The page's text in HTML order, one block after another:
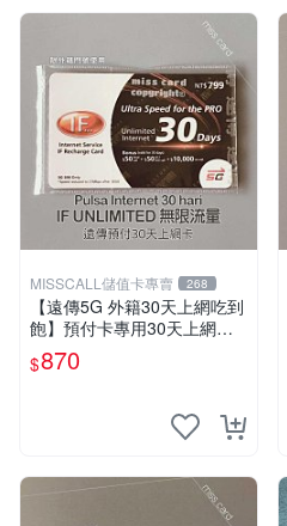
MISSCALL儲值卡專賣 268
【遠傳5G 外籍30天上網吃到
飽】預付卡專用30天上網補
充卡/儲值卡．Internet ifu 5G
⚡MissCall儲值卡專賣
$870